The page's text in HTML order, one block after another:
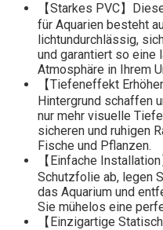
【Starkes PVC】
für Aquarien besteht
lichtundurchlässig,
und garantiert so eine
Atmosphäre in Ihrem
【Tiefeneffekt
Hintergrund schaffen
nur mehr visuelle
sicheren und ruhigen
Fische und Pflanzen.
【Einfache
Schutzfolie ab, legen
das Aquarium und
Sie mühelos eine
【Einzigartige